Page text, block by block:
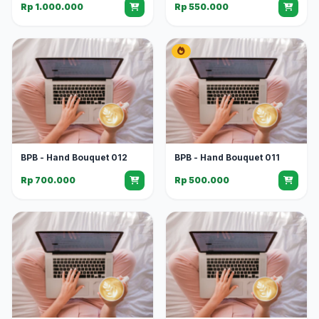
Rp 1.000.000 Rp 550.000
BPB - Hand Bouquet 012
Rp 700.000
BPB - Hand Bouquet 011
Rp 500.000